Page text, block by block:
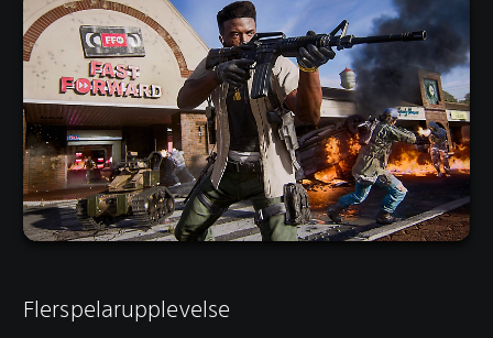
Flerspelarupplevelse